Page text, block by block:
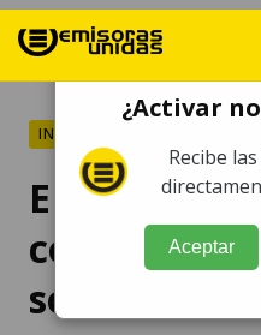
INTERNACIONALES
EE. UU.
compartir
sobre brote
¿Activar
Recibe
Aceptar